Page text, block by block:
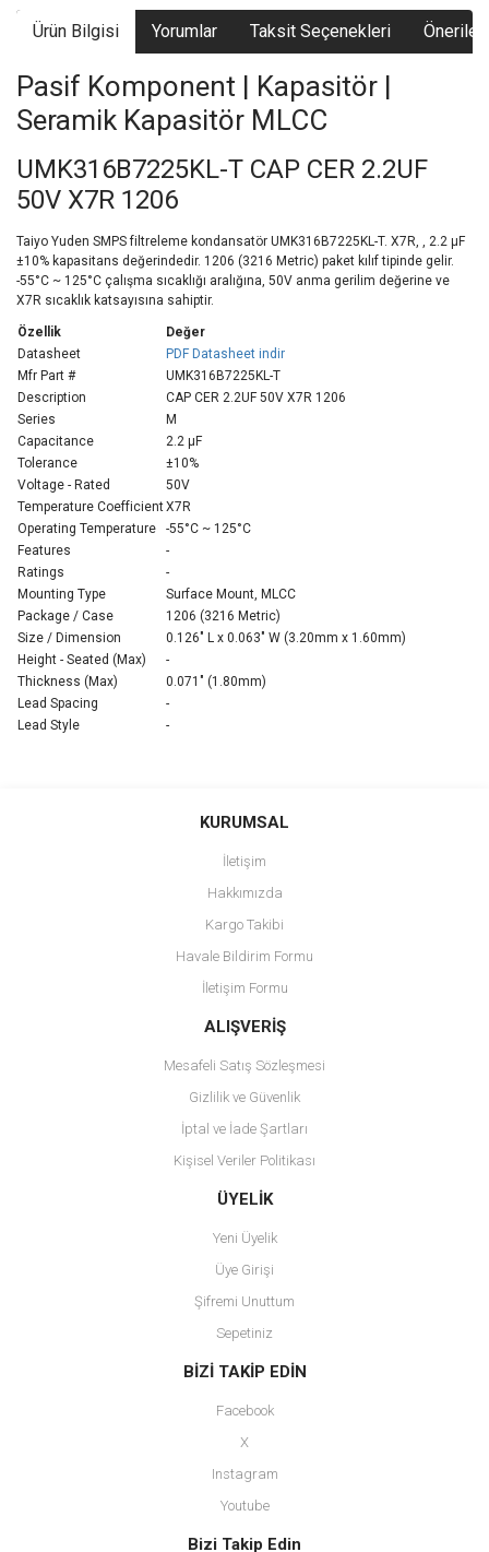
Ürün Bilgisi Yorumlar Taksit Seçenekleri
Pasif Komponent | Kapasitör |
Seramik Kapasitör MLCC
UMK316B7225KL-T CAP CER 2.2UF
50V X7R 1206
Taiyo Yuden SMPS filtreleme kondansatör UMK316B7225KL-T. X7R, , 2.2 µF
±10% kapasitans değerindedir. 1206 (3216 Metric) paket kılıf tipinde gelir.
-55°C ~ 125°C çalışma sıcaklığı aralığına, 50V anma gerilim değerine ve
X7R sıcaklık katsayısına sahiptir.
Özellik
Değer
Datasheet
PDF Datasheet indir
Mfr Part #
UMK316B7225KL-T
Description
CAP CER 2.2UF 50V X7R 1206
Series
M
Capacitance
2.2 µF
Tolerance
±10%
Voltage - Rated
50V
Temperature CoefficientX7R
Operating Temperature
-55°C ~ 125°C
Features
-
Ratings
-
Mounting Type
Surface Mount, MLCC
Package / Case
1206 (3216 Metric)
Size / Dimension
0.126" L x 0.063" W (3.20mm x 1.60mm)
Height - Seated (Max)
-
Thickness (Max)
0.071" (1.80mm)
Lead Spacing
-
Lead Style
-
Bu ürüne ilk yorumu siz yapın!
Ürün resmi kalitesiz, bozuk veya görüntülenemiyor.
Ürün açıklamasında eksik bilgiler bulunuyor.
Ürün bilgilerinde hatalar bulunuyor.
Ürün fiyatı diğer sitelerden daha pahalı.
Bu ürüne benzer farklı alternatifler olmalı.
Gönder
KURUMSAL
İletişim
Hakkımızda
Kargo Takibi
Havale Bildirim Formu
İletişim Formu
ALIŞVERİŞ
Mesafeli Satış Sözleşmesi
Gizlilik ve Güvenlik
İptal ve İade Şartları
Kişisel Veriler Politikası
ÜYELİK
Yeni Üyelik
Üye Girişi
Şifremi Unuttum
Sepetiniz
BİZİ TAKİP EDİN
Facebook
X
Instagram
Youtube
Bizi Takip Edin